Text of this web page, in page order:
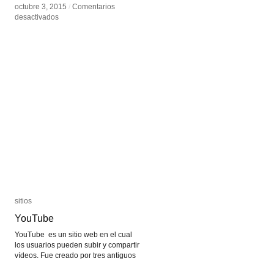
octubre 3, 2015 / Comentarios
desactivadosen
octubre 3, 2015 / Comentarios
desactivadosen
sitios
YouTube
YouTube es un sitio web en el cual
los usuarios pueden subir y compartir
vídeos. Fue creado por tres antiguos
sitios
YouTube